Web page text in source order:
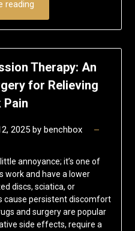
reading
Therapy: An
for Relieving
Pain
2025by benchbox
annoyance; it’s one of
work and have a lower
discs, sciatica, or
cause persistent discomfort
and surgery are popular
side effects, require a